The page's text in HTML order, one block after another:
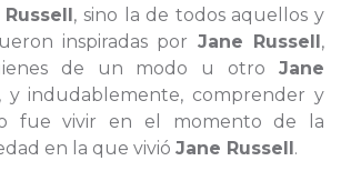
, sino la de todos aquellos y
inspiradas por Jane Russell,
de un modo u otro Jane
y indudablemente, comprender y
fue vivir en el momento de la
en la que vivió Jane Russell.